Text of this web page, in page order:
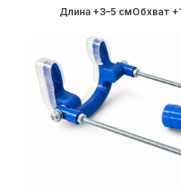
Длина +3–5 смОбхват